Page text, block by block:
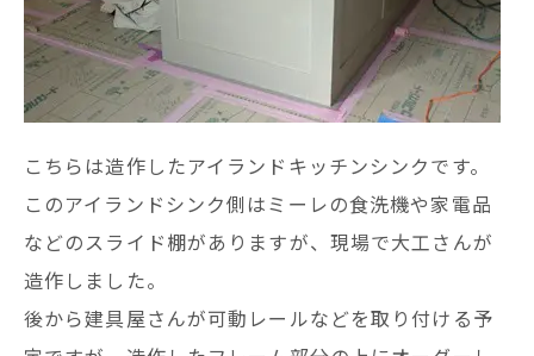
こちらは造作したアイランドキッチンシンクです。
このアイランドシンク側はミーレの食洗機や家電品
などのスライド棚がありますが、現場で大工さんが
造作しました。
後から建具屋さんが可動レールなどを取り付ける予